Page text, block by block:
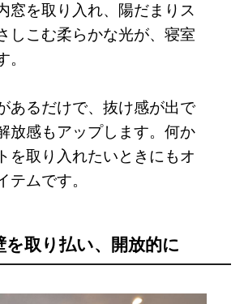
窓を取り入れ、陽だまりス
しこむ柔らかな光が、寝室
あるだけで、抜け感が出で
放感もアップします。何か
を取り入れたいときにもオ
テムです。
取り払い、開放的に